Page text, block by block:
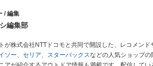
/ 編集
編集部
が株式会社NTTドコモと共同で開設した、レコメンド
ソー、 セリア、 スターバックスなどの人気ショップ